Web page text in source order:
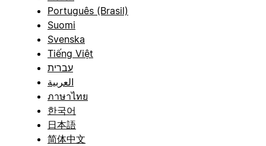
Português (Brasil)
Suomi
Svenska
Tiếng Việt
עברית
العربية
ภาษาไทย
한국어
日本語
简体中文